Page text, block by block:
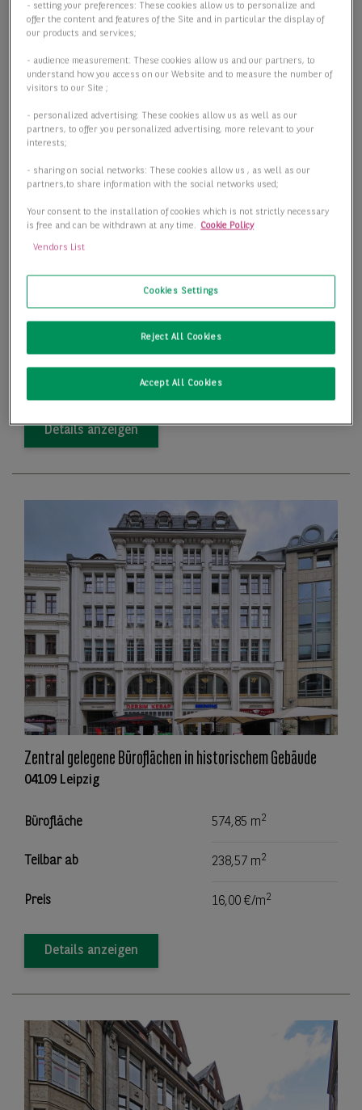
Attraktive Büroflächen im Graphischen Viertel
979,76 m
11,00 €/m
Details anzeigen
Zentral gelegene Büroflächen in historischem Gebäude
04109 Leipzig
Bürofläche 574,85 m2
Teilbar ab 238,57 m2
Preis 16,00 €/m2
Details anzeigen
- setting your preferences: These cookies allow us to personalize and
offer the content and features of the Site and in particular the display of
our products and services;
- audience measurement: These cookies allow us and our partners, to
understand how you access on our Website and to measure the number of
visitors to our Site ;
- personalized advertising: These cookies allow us as well as our
partners, to offer you personalized advertising, more relevant to your
interests;
- sharing on social networks: These cookies allow us , as well as our
partners,to share information with the social networks used;
Your consent to the installation of cookies which is not strictly necessary
is free and can be withdrawn at any time. Cookie Policy
Vendors List
Cookies Settings
Reject All Cookies
Accept All Cookies